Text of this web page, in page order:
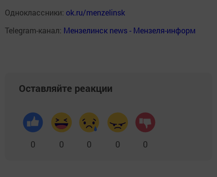
Одноклассники: ok.ru/menzelinsk
Telegram-канал: Мензелинск news - Мензеля-информ
Оставляйте реакции
0 0 0 0 0